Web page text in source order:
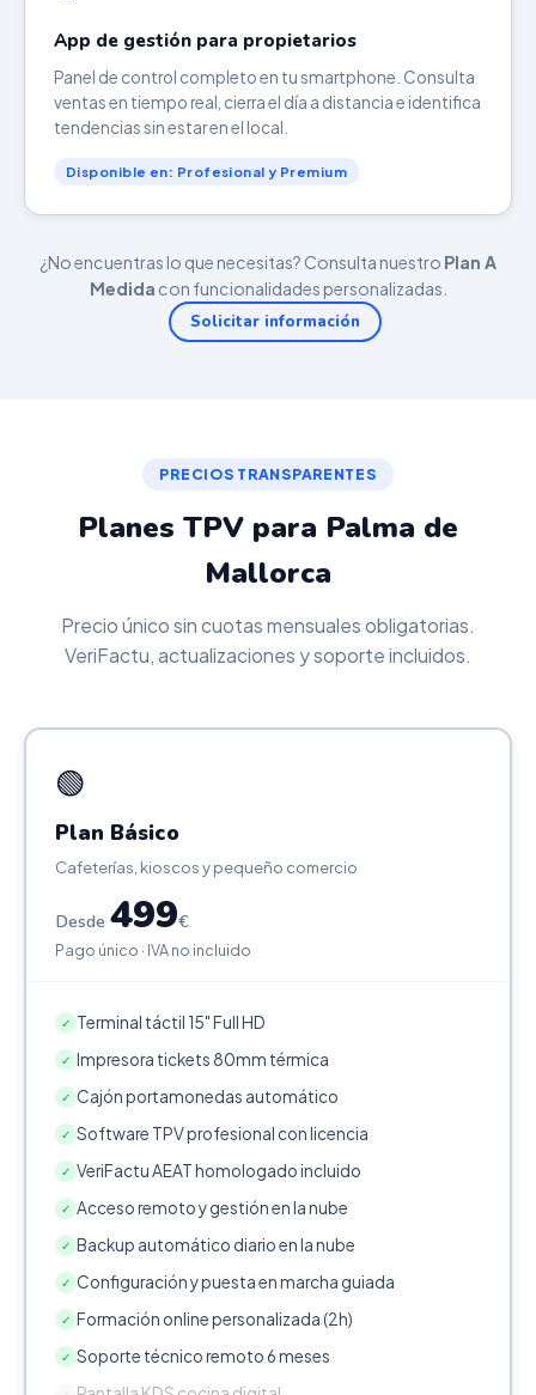
App de gestión para propietarios
Panel de control completo en tu smartphone. Consulta
ventas en tiempo real, cierra el día a distancia e identifica
tendencias sin estar en el local.
Disponible en: Profesional y Premium
¿No encuentras lo que necesitas? Consulta nuestro Plan A
Medida con funcionalidades personalizadas.
Solicitar información
PRECIOS TRANSPARENTES
Planes TPV para Palma de
Mallorca
Precio único sin cuotas mensuales obligatorias.
VeriFactu, actualizaciones y soporte incluidos.
🟢
Plan Básico
Cafeterías, kioscos y pequeño comercio
Desde 499€
Pago único · IVA no incluido
✓ Terminal táctil 15" Full HD
✓ Impresora tickets 80mm térmica
✓ Cajón portamonedas automático
✓ Software TPV profesional con licencia
✓ VeriFactu AEAT homologado incluido
✓ Acceso remoto y gestión en la nube
✓ Backup automático diario en la nube
✓ Configuración y puesta en marcha guiada
✓ Formación online personalizada (2h)
✓ Soporte técnico remoto 6 meses